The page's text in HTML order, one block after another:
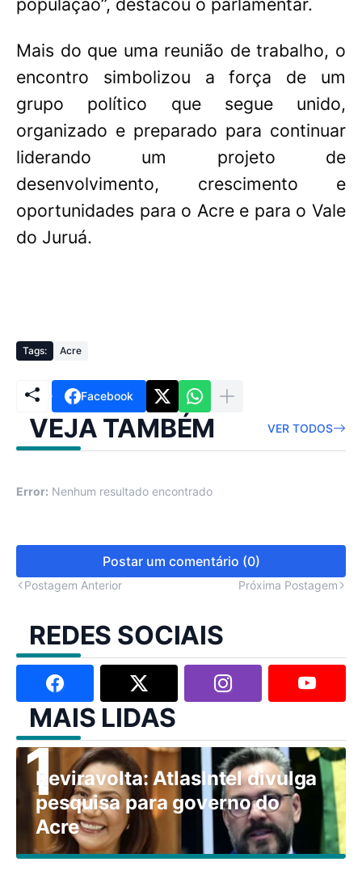
Mais do que uma reunião de trabalho, o
encontro simbolizou a força de um
grupo político que segue unido,
organizado e preparado para continuar
liderando um projeto de
desenvolvimento, crescimento e
oportunidades para o Acre e para o Vale
do Juruá.
Tags: Acre
Facebook
VEJA TAMBÉM VER TODOS
Error: Nenhum resultado encontrado
Postar um comentário (0)
Postagem Anterior Próxima Postagem
REDES SOCIAIS
MAIS LIDAS
Reviravolta: AtlasIntel divulga
pesquisa para governo do
Acre